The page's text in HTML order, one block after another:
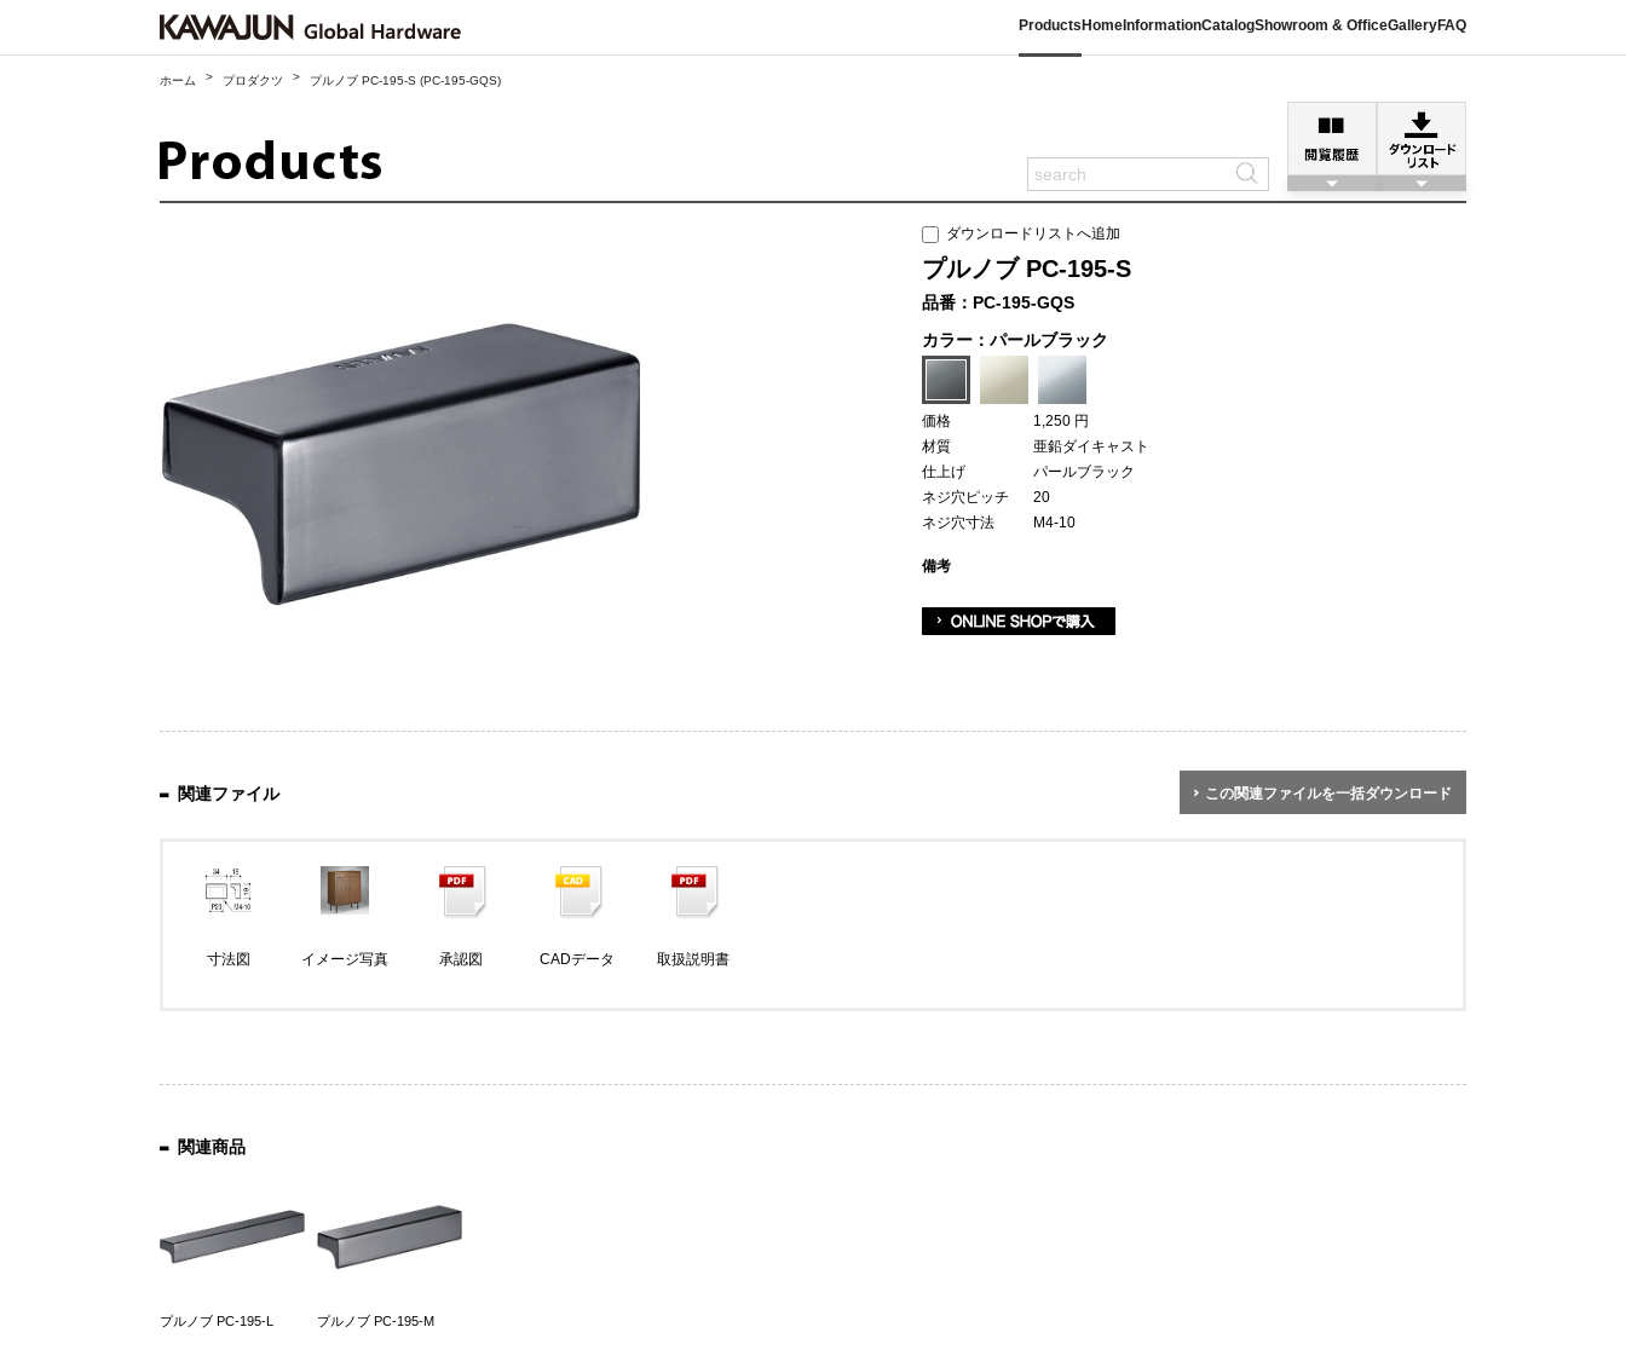
Products Home InformationCatalogShowroom & OfficeGalleryFAQ
ホーム > プロダクツ > プルノブ PC-195-S (PC-195-GQS)
ダウンロードリストへ追加
プルノブ PC-195-S
品番：PC-195-GQS
カラー：パールブラック
価格
1,250 円
材質
亜鉛ダイキャスト
仕上げ
パールブラック
ネジ穴ピッチ
20
ネジ穴寸法
M4-10
備考
関連ファイル この関連ファイルを一括ダウンロード
寸法図 イメージ写真 承認図 CADデータ 取扱説明書
関連商品
プルノブ PC-195-L プルノブ PC-195-M